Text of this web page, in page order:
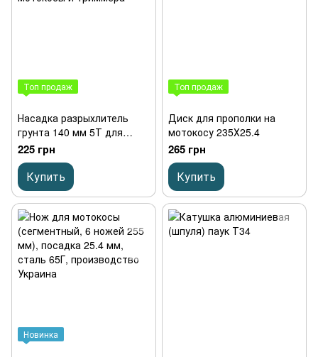
Топ продаж
Насадка разрыхлитель
грунта 140 мм 5Т для
мотокосы и триммера
225 грн
Купить
Топ продаж
Диск для прополки на
мотокосу 235Х25.4
265 грн
Купить
Новинка